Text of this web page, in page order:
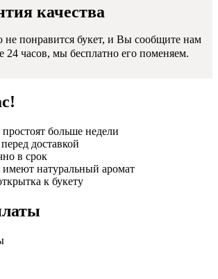
качества
не понравится букет, и Вы сообщите нам
24 часов, мы бесплатно его поменяем.
больше недели
доставкой
в срок
натуральный аромат
к букету